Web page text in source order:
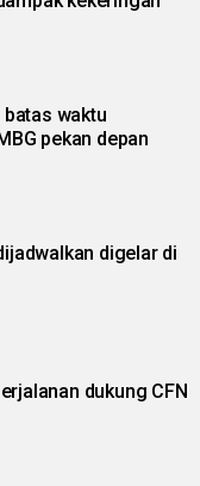
batas waktu
pekan depan
digelar di
dukung CFN